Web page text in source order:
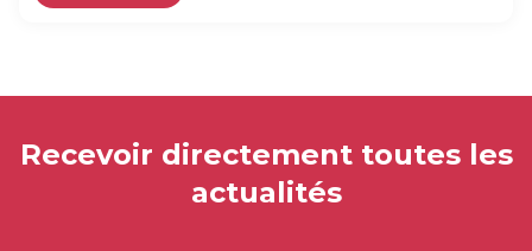
Recevoir directement toutes les
actualités